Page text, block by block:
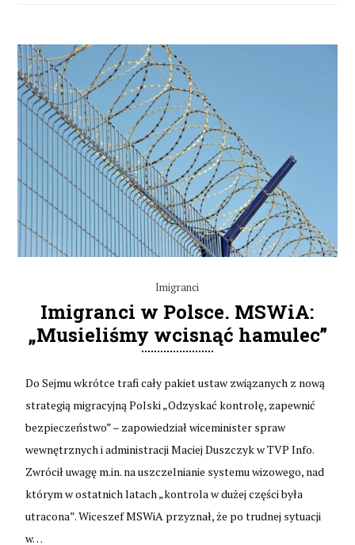
Imigranci
Imigranci w Polsce. MSWiA:
„Musieliśmy wcisnąć hamulec”
Do Sejmu wkrótce trafi cały pakiet ustaw związanych z nową
strategią migracyjną Polski „Odzyskać kontrolę, zapewnić
bezpieczeństwo” – zapowiedział wiceminister spraw
wewnętrznych i administracji Maciej Duszczyk w TVP Info.
Zwrócił uwagę m.in. na uszczelnianie systemu wizowego, nad
którym w ostatnich latach „kontrola w dużej części była
utracona”. Wiceszef MSWiA przyznał, że po trudnej sytuacji
w…